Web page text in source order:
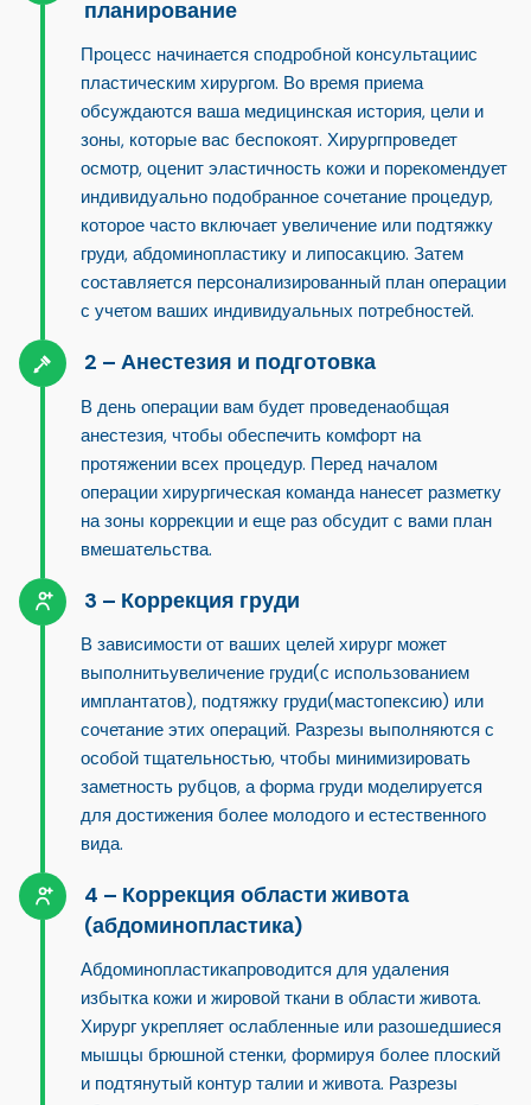
планирование
Процесс начинается сподробной консультациис
пластическим хирургом. Во время приема
обсуждаются ваша медицинская история, цели и
зоны, которые вас беспокоят. Хирургпроведет
осмотр, оценит эластичность кожи и порекомендует
индивидуально подобранное сочетание процедур,
которое часто включает увеличение или подтяжку
груди, абдоминопластику и липосакцию. Затем
составляется персонализированный план операции
с учетом ваших индивидуальных потребностей.
Анестезия и подготовка
В день операции вам будет проведенаобщая
анестезия, чтобы обеспечить комфорт на
протяжении всех процедур. Перед началом
операции хирургическая команда нанесет разметку
на зоны коррекции и еще раз обсудит с вами план
вмешательства.
Коррекция груди
В зависимости от ваших целей хирург может
выполнитьувеличение груди(с использованием
имплантатов), подтяжку груди(мастопексию) или
сочетание этих операций. Разрезы выполняются с
особой тщательностью, чтобы минимизировать
заметность рубцов, а форма груди моделируется
для достижения более молодого и естественного
вида.
Коррекция области живота
(абдоминопластика)
Абдоминопластикапроводится для удаления
избытка кожи и жировой ткани в области живота.
Хирург укрепляет ослабленные или разошедшиеся
мышцы брюшной стенки, формируя более плоский
и подтянутый контур талии и живота. Разрезы